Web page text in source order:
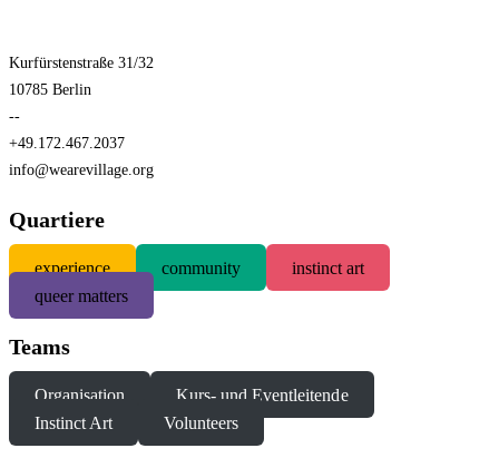
Kurfürstenstraße 31/32
10785 Berlin
--
+49.172.467.2037
info@wearevillage.org
Quartiere
experience community
instinct art
queer matters
Teams
Organisation
Kurs- und Eventleitende
Instinct Art
Volunteers